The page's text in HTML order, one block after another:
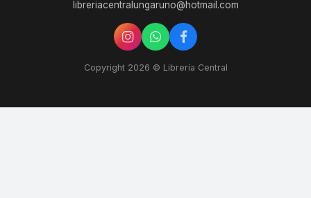
libreriacentralungaruno@hotmail.com
Copyright 2026 © Librería Central